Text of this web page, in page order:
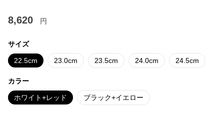
8,620 円
サイズ
22.5cm 23.0cm 23.5cm 24.0cm 24.5cm
カラー
ホワイト+レッド ブラック+イエロー